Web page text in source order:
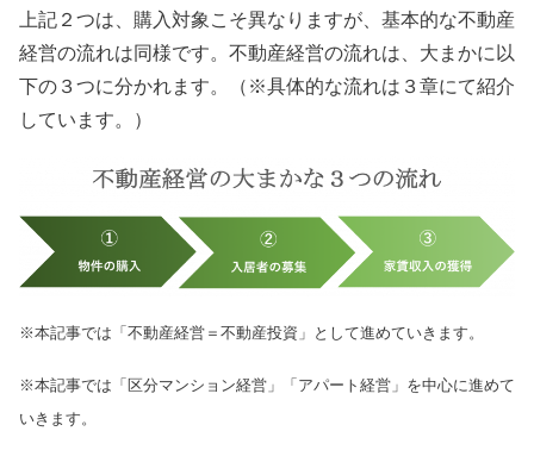
上記２つは、購入対象こそ異なりますが、基本的な不動産
経営の流れは同様です。不動産経営の流れは、大まかに以
下の３つに分かれます。（※具体的な流れは３章にて紹介
しています。）
※本記事では「不動産経営＝不動産投資」として進めていきます。
※本記事では「区分マンション経営」「アパート経営」を中心に進めて
いきます。